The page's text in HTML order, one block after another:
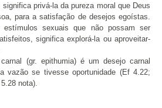
privá-la da pureza moral que Deus
para a satisfação de desejos egoístas.
estímulos sexuais que não possam ser
significa explorá-la ou aproveitar-
(gr. epithumia) é um desejo carnal
vazão se tivesse oportunidade (Ef 4.22;
nota).